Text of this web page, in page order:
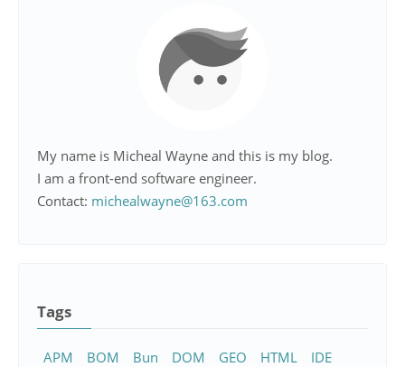
My name is Micheal Wayne and this is my blog.
I am a front-end software engineer.
Contact: michealwayne@163.com
Tags
APM BOM Bun DOM GEO HTML
IDE